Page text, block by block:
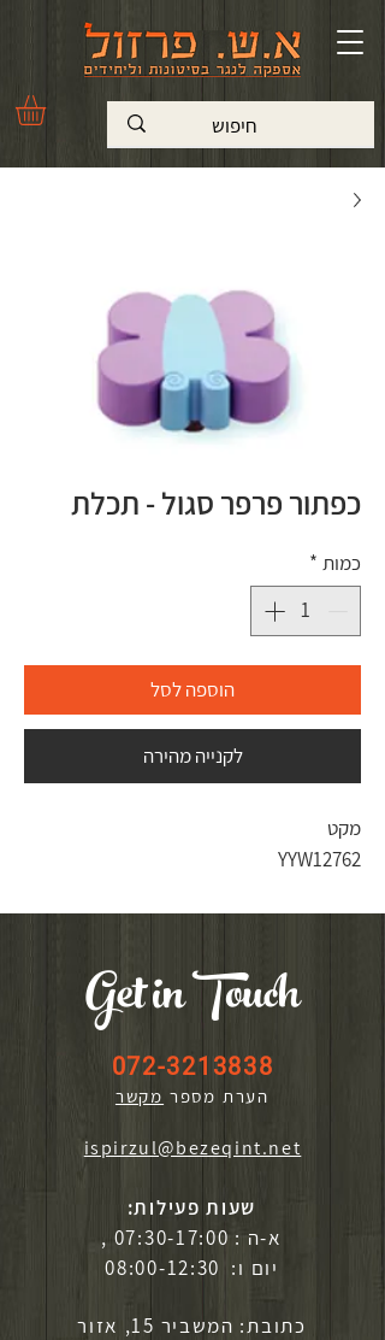
כפתור פרפר סגול - תכלת
כמות *
הוספה לסל
לקנייה מהירה
מקט
YYW12762
Get in Touch
072-3213838
הערת מספר מקשר
ispirzul@bezeqint.net
שעות פעילות:
א-ה : 07:30-17:00 ,
יום ו: 08:00-12:30
כתובת: המשביר 15, אזור